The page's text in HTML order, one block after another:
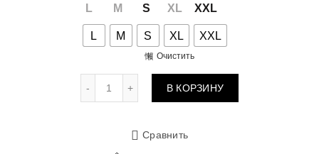
L M S XL XXL
L M S XL XXL
Очистить
В КОРЗИНУ
Сравнить